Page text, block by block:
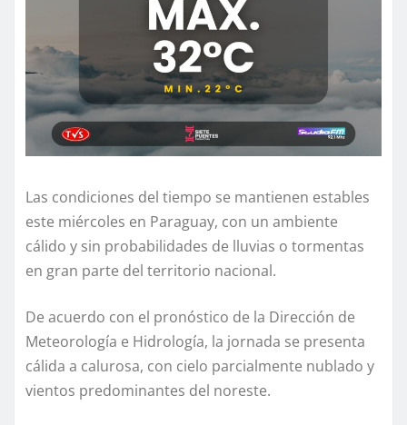
Las condiciones del tiempo se mantienen estables
este miércoles en Paraguay, con un ambiente
cálido y sin probabilidades de lluvias o tormentas
en gran parte del territorio nacional.
De acuerdo con el pronóstico de la Dirección de
Meteorología e Hidrología, la jornada se presenta
cálida a calurosa, con cielo parcialmente nublado y
vientos predominantes del noreste.